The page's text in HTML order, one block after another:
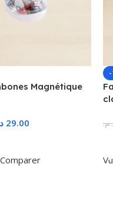
Magnétique
29.00
Comparer